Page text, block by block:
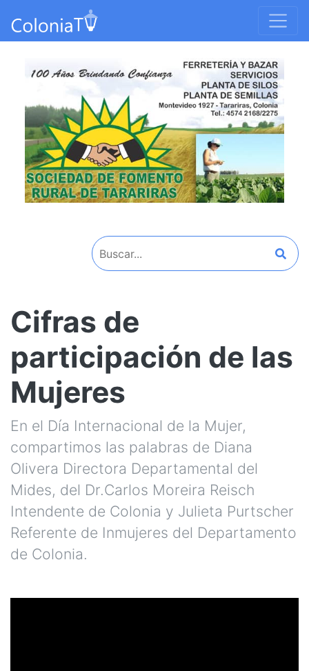
Cifras de
participación de las
Mujeres
En el Día Internacional de la Mujer,
compartimos las palabras de Diana
Olivera Directora Departamental del
Mides, del Dr.Carlos Moreira Reisch
Intendente de Colonia y Julieta Purtscher
Referente de Inmujeres del Departamento
de Colonia.